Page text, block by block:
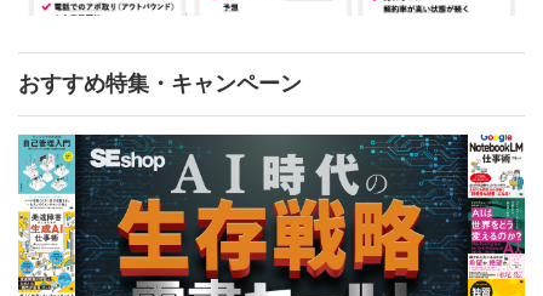
おすすめ特集・キャンペーン